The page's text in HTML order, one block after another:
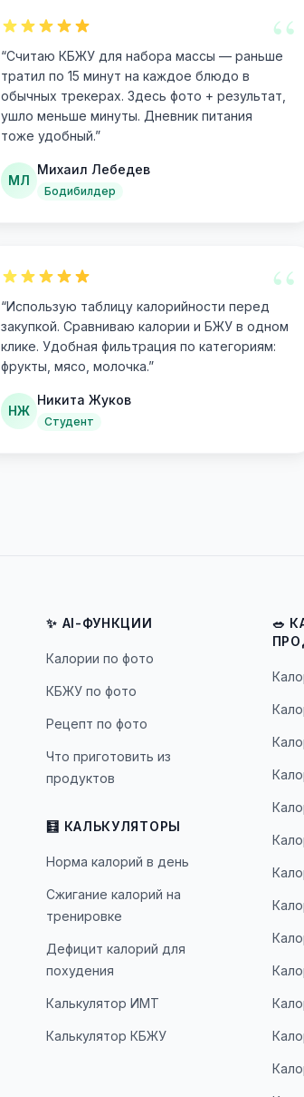
“
“Считаю КБЖУ для набора массы — раньше
тратил по 15 минут на каждое блюдо в
обычных трекерах. Здесь фото + результат,
ушло меньше минуты. Дневник питания
тоже удобный.”
МЛ
Михаил Лебедев
Бодибилдер
“
“Использую таблицу калорийности перед
закупкой. Сравниваю калории и БЖУ в одном
клике. Удобная фильтрация по категориям:
фрукты, мясо, молочка.”
НЖ
Никита Жуков
Студент
✨ AI-ФУНКЦИИ
Калории по фото
КБЖУ по фото
Рецепт по фото
Что приготовить из
продуктов
🧮 КАЛЬКУЛЯТОРЫ
Норма калорий в день
Сжигание калорий на
тренировке
Дефицит калорий для
похудения
Калькулятор ИМТ
Калькулятор КБЖУ
🥗